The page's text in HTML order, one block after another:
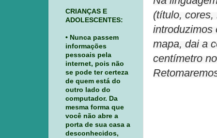
(título, cores,
introduzimos
mapa, dai a
centímetro
CRIANÇAS E
ADOLESCENTES:
• Nunca passem
informações
pessoais pela
internet, pois não
se pode ter certeza
de quem está do
outro lado do
computador. Da
mesma forma que
você não abre a
porta de sua casa a
desconhecidos,